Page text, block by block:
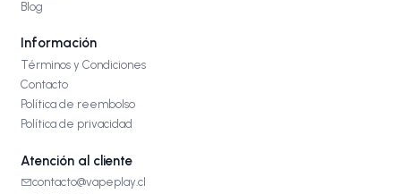
Blog
Información
Términos y Condiciones
Contacto
Política de reembolso
Política de privacidad
Atención al cliente
contacto@vapeplay.cl